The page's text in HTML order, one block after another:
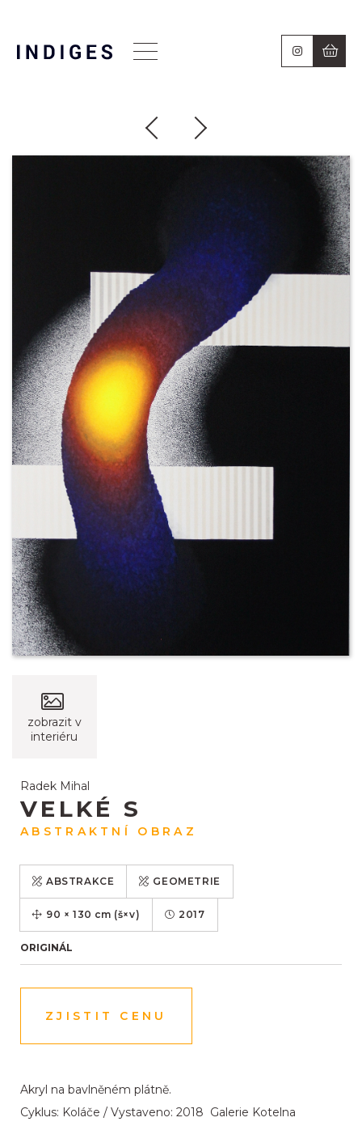
zobrazit v
interiéru
Radek Mihal
VELKÉ S
ABSTRAKTNÍ OBRAZ
ABSTRAKCE GEOMETRIE
90 × 130 cm (š×v) 2017
ORIGINÁL
ZJISTIT CENU
Akryl na bavlněném plátně.
Cyklus: Koláče / Vystaveno: 2018 Galerie Kotelna